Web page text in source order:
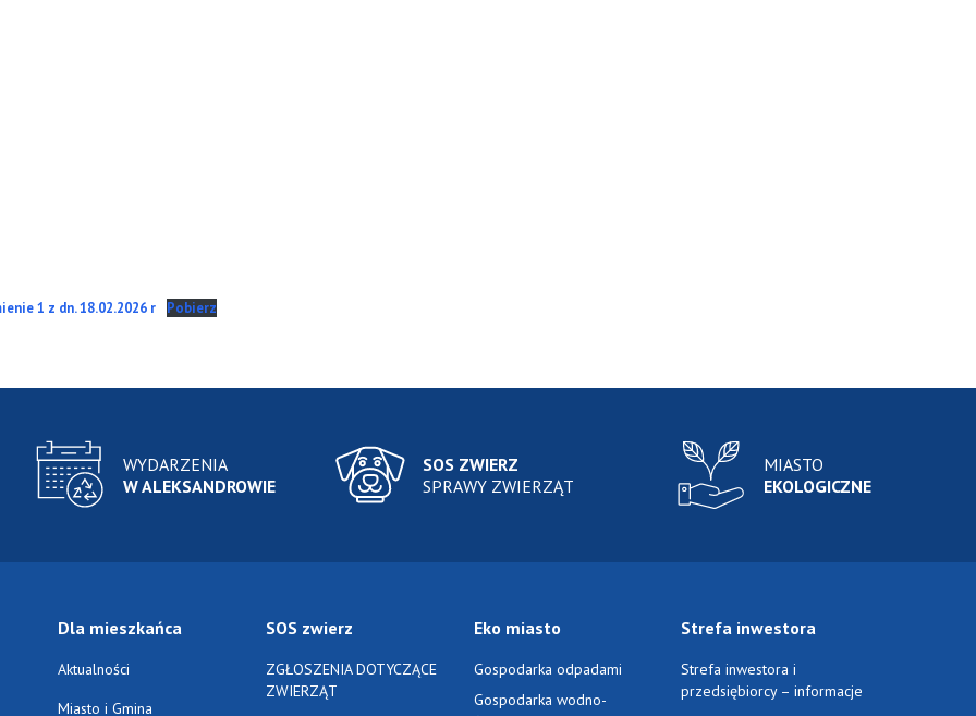
1 z dn. 18.02.2026 r Pobierz
WYDARZENIA
W ALEKSANDROWIE
SOS ZWIERZ
SPRAWY ZWIERZĄT
MIASTO
EKOLOGICZNE
Dla mieszkańca
Aktualności
Miasto i Gmina
SOS zwierz
ZGŁOSZENIA DOTYCZĄCE
ZWIERZĄT
Eko miasto
Gospodarka odpadami
Gospodarka wodno-
Strefa inwestora
Strefa inwestora i
przedsiębiorcy – informacje